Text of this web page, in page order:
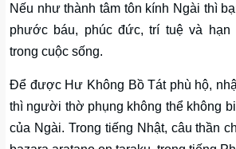
Nếu như thành tâm tôn kính Ngài thì
phước báu, phúc đức, trí tuệ và
trong cuộc sống.
Để được Hư Không Bồ Tát phù hộ,
thì người thờ phụng không thể không
của Ngài. Trong tiếng Nhật, câu thần